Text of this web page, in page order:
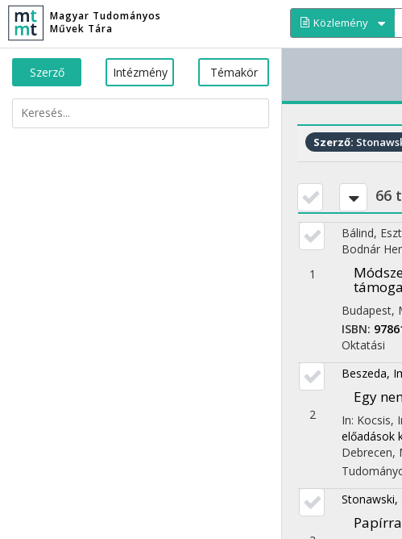
Magyar Tudományos
Művek Tára
Közlemény
Szerző Intézmény Témakör
Szerző:
66
1
Bálind,
Bodnár
Budapest,
ISBN:
Oktatási
2
Beszeda,
Egy
In: Kocsis,
előadások
Debrecen,
Stonawski,